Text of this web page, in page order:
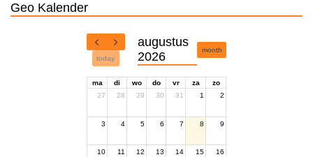
Geo Kalender
today
augustus
2026
month
ma di wo do vr za
zo
27
28 29 30 31 1 2
3 4 5 6 7 8 9
10 11 12 13 14 15 16